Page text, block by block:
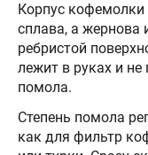
Корпус
сплава, а жернова
ребристой
лежит в руках и
помола.
Степень помола
как для фильтр